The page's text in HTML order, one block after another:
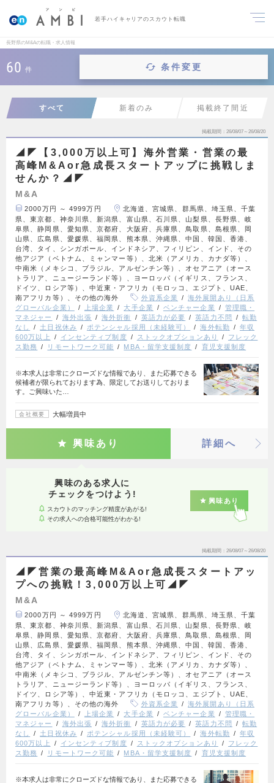
若手ハイキャリアのスカウト転職
長野県のM&Aの転職・求人情報
60 件 条件変更
すべて 新着のみ 掲載終了間近
掲載期間 26/08/07～26/08/20
◢◤【3,000万以上可】海外営業・営業の最
高峰M&Aor急成長スタートアップに挑戦しま
せんか？◢◤
M&A
2000万円 ～ 4999万円
北海道、宮城県、群馬県、埼玉県、千葉
県、東京都、神奈川県、新潟県、富山県、石川県、山梨県、長野県、岐
阜県、静岡県、愛知県、京都府、大阪府、兵庫県、鳥取県、島根県、岡
山県、広島県、愛媛県、福岡県、熊本県、沖縄県、中国、韓国、香港、
台湾、タイ、シンガポール、インドネシア、フィリピン、インド、その
他アジア（ベトナム、ミャンマー等）、北米（アメリカ、カナダ等）、
中南米（メキシコ、ブラジル、アルゼンチン等）、オセアニア（オース
トラリア、ニュージーランド等）、ヨーロッパ（イギリス、フランス、
ドイツ、ロシア等）、中近東・アフリカ（モロッコ、エジプト、UAE、
南アフリカ等）、その他の海外
外資系企業
海外展開あり（日系
グローバル企業）
上場企業 大手企業 ベンチャー企業
管理職・
マネジャー
海外出張 海外折衝 英語力が必要 英語力不問
転勤
なし
土日祝休み ポテンシャル採用（未経験可） 海外転勤
年収
600万以上
インセンティブ制度 ストックオプションあり
フレック
ス勤務
リモートワーク可能 MBA・留学支援制度 育児支援制度
※本求人は非常にクローズドな情報であり、また応募できる
候補者が限られております為、限定してお送りしておりま
す。ご興味いた…
会社概要 大幅増員中
興味あり 詳細へ
興味のある求人に
チェックをつけよう!
スカウトのマッチング精度があがる!
その求人への合格可能性がわかる!
興味あり
掲載期間 26/08/07～26/08/20
◢◤営業の最高峰M&Aor急成長スタートアッ
プへの挑戦！3,000万以上可◢◤
M&A
2000万円 ～ 4999万円
北海道、宮城県、群馬県、埼玉県、千葉
県、東京都、神奈川県、新潟県、富山県、石川県、山梨県、長野県、岐
阜県、静岡県、愛知県、京都府、大阪府、兵庫県、鳥取県、島根県、岡
山県、広島県、愛媛県、福岡県、熊本県、沖縄県、中国、韓国、香港、
台湾、タイ、シンガポール、インドネシア、フィリピン、インド、その
他アジア（ベトナム、ミャンマー等）、北米（アメリカ、カナダ等）、
中南米（メキシコ、ブラジル、アルゼンチン等）、オセアニア（オース
トラリア、ニュージーランド等）、ヨーロッパ（イギリス、フランス、
ドイツ、ロシア等）、中近東・アフリカ（モロッコ、エジプト、UAE、
南アフリカ等）、その他の海外
外資系企業
海外展開あり（日系
グローバル企業）
上場企業 大手企業 ベンチャー企業
管理職・
マネジャー
海外出張 海外折衝 英語力が必要 英語力不問
転勤
なし
土日祝休み ポテンシャル採用（未経験可） 海外転勤
年収
600万以上
インセンティブ制度 ストックオプションあり
フレック
ス勤務
リモートワーク可能 MBA・留学支援制度 育児支援制度
※本求人は非常にクローズドな情報であり、また応募できる